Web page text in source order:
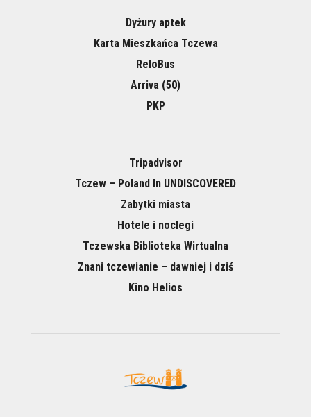
Dyżury aptek
Karta Mieszkańca Tczewa
ReloBus
Arriva (50)
PKP
Tripadvisor
Tczew – Poland In UNDISCOVERED
Zabytki miasta
Hotele i noclegi
Tczewska Biblioteka Wirtualna
Znani tczewianie – dawniej i dziś
Kino Helios